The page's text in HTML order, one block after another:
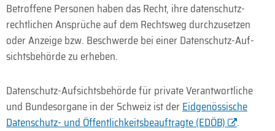
Betroffene Personen haben das Recht, ihre daten­schutz­
rechtlichen Ansprüche auf dem Recht­sweg durch­zusetzen
oder Anzeige bzw. Beschwerde bei einer Daten­schutz-Auf­
sichts­behörde zu erheben.
Daten­schutz-Aufsichts­behörde für private Verantwortliche
und Bundes­organe in der Schweiz ist der Eid­genössische
Daten­schutz- und Öffentlich­keits­beauftragte (EDÖB)
.